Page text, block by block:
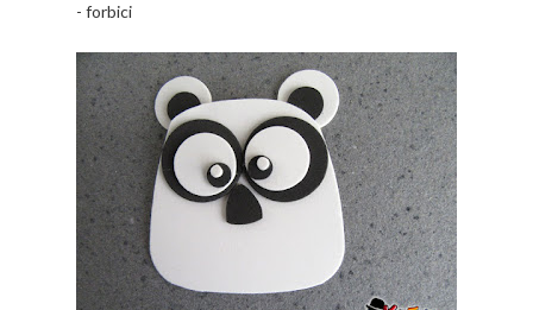
- forbici